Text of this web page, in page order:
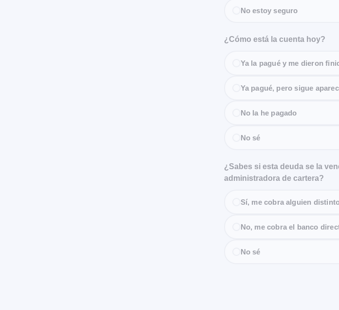
No estoy seguro
¿Cómo está la cuenta hoy?
Ya la pagué y me dieron
Ya pagué, pero sigue
No la he pagado
No sé
¿Sabes si esta deuda se la
administradora de cartera?
Sí, me cobra alguien
No, me cobra el banco
No sé